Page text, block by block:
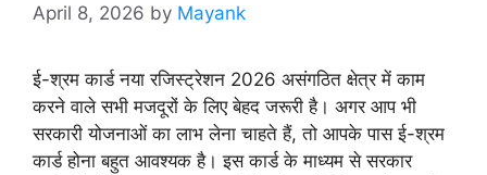
April 8, 2026 by Mayank
ई-श्रम कार्ड नया रजिस्ट्रेशन 2026 असंगठित क्षेत्र में काम
करने वाले सभी मजदूरों के लिए बेहद जरूरी है। अगर आप भी
सरकारी योजनाओं का लाभ लेना चाहते हैं, तो आपके पास ई-श्रम
कार्ड होना बहुत आवश्यक है। इस कार्ड के माध्यम से सरकार